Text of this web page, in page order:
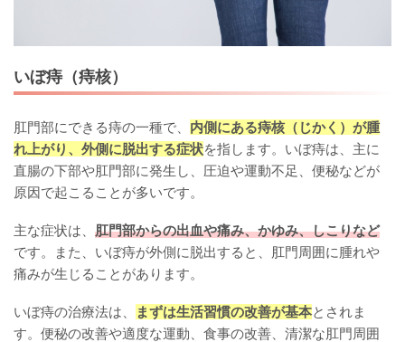
いぼ痔（痔核）
肛門部にできる痔の一種で、 内側にある痔核（じかく）が腫
れ上がり、外側に脱出する症状を指します。いぼ痔は、主に
直腸の下部や肛門部に発生し、圧迫や運動不足、便秘などが
原因で起こることが多いです。
主な症状は、 肛門部からの出血や痛み、かゆみ、しこりなど
です。また、いぼ痔が外側に脱出すると、肛門周囲に腫れや
痛みが生じることがあります。
いぼ痔の治療法は、 まずは生活習慣の改善が基本とされま
す。便秘の改善や適度な運動、食事の改善、清潔な肛門周囲